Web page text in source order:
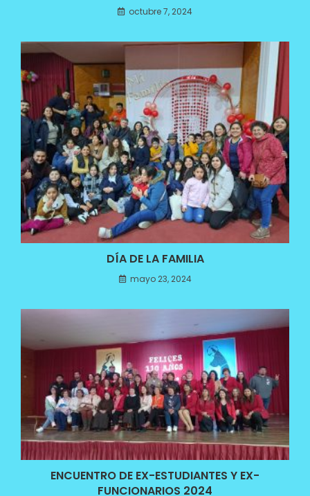
octubre 7, 2024
DÍA DE LA FAMILIA
mayo 23, 2024
ENCUENTRO DE EX-ESTUDIANTES Y EX-
FUNCIONARIOS 2024